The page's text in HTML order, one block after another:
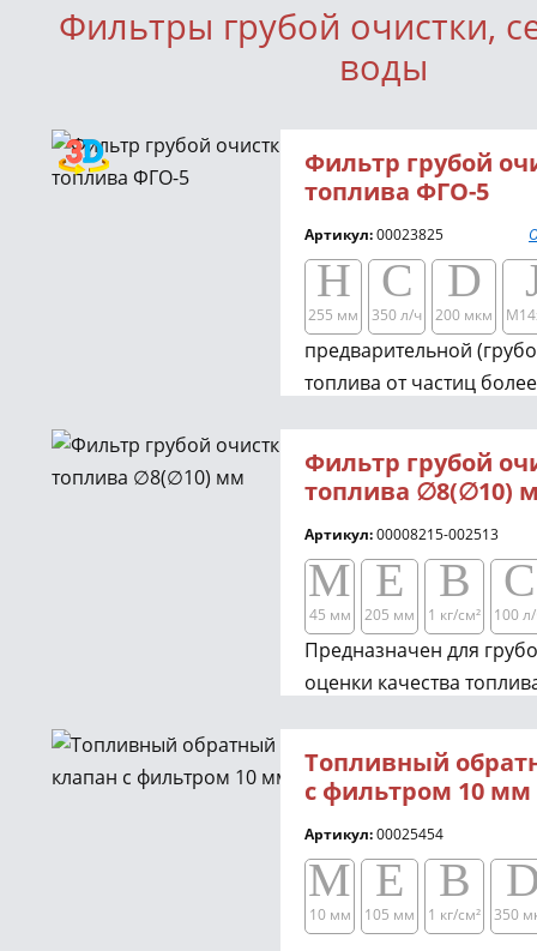
Фильтры грубой очистки,
воды
Фильтр грубой
топлива ФГО-5
Артикул:00023825
H
255 мм
C
350 л/ч
D
200 мкм
предварительной
топлива от частиц
автомобилях между
насосом, что
уменьшить риск
попадания в него
мусора.
Фильтр грубой
топлива ∅8(∅10)
Артикул:00008215-002513
M
45 мм
E
205 мм
B
1 кг/см²​​
C
100
Предназначен для
оценки качества
Топливный
с фильтром 10 мм
Артикул:00025454
M
10 мм
E
105 мм
B
1 кг/см²​​ 350